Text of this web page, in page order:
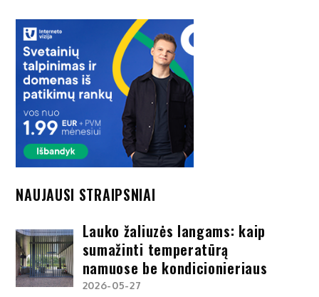
NAUJAUSI STRAIPSNIAI
Lauko žaliuzės langams: kaip
sumažinti temperatūrą
namuose be kondicionieriaus
2026-05-27